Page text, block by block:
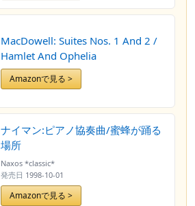
MacDowell: Suites Nos. 1 And 2 /
Hamlet And Ophelia
Amazonで見る >
ナイマン:ピアノ協奏曲/蜜蜂が踊る
場所
Naxos *classic*
発売日 1998-10-01
Amazonで見る >